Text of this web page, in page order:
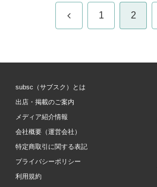
前 1 2
subsc（サブスク）とは
出店・掲載のご案内
メディア紹介情報
会社概要（運営会社）
特定商取引に関する表記
プライバシーポリシー
利用規約